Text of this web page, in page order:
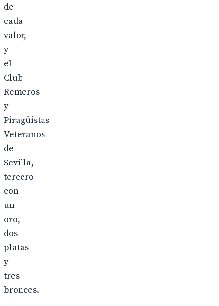
de
cada
valor,
y
el
Club
Remeros
y
Piragüistas
Veteranos
de
Sevilla,
tercero
con
un
oro,
dos
platas
y
tres
bronces.